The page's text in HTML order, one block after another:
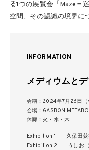
る1つの展覧会「Maze＝
空間、その認識の境界に
INFORMATION
メディウムと
会期：2024年7月26日（
会場：GASBON
休廊：火・水・木
Exhibition 1 久保田荻
Exhibition 2 うしお（